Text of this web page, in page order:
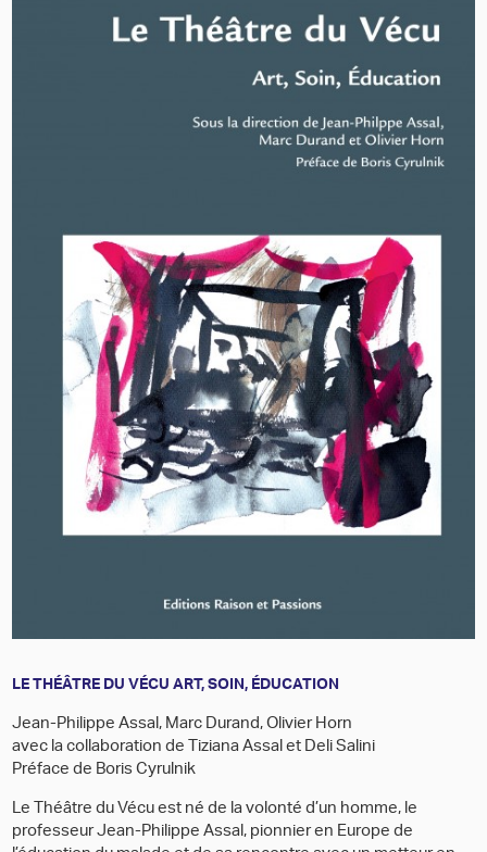
LE THÉÂTRE DU VÉCU ART, SOIN, ÉDUCATION
Jean-Philippe Assal, Marc Durand, Olivier Horn
avec la collaboration de Tiziana Assal et Deli Salini
Préface de Boris Cyrulnik
Le Théâtre du Vécu est né de la volonté d’un homme, le
professeur Jean-Philippe Assal, pionnier en Europe de